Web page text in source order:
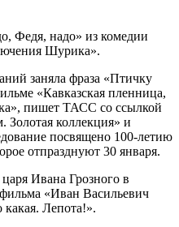
Федя, надо» из комедии
Шурика».
заняла фраза «Птичку
«Кавказская пленница,
пишет ТАСС со ссылкой
Золотая коллекция» и
посвящено 100-летию
отпразднуют 30 января.
Ивана Грозного в
«Иван Васильевич
Лепота!».